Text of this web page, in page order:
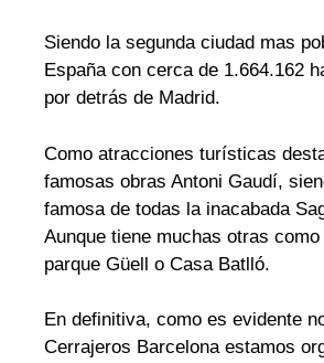
Siendo la segunda ciudad mas
España con cerca de 1.664.162
por detrás de Madrid.
Como atracciones turísticas
famosas obras Antoni Gaudí,
famosa de todas la inacabada
Aunque tiene muchas otras
parque Güell o Casa Batlló.
En definitiva, como es evidente
Cerrajeros Barcelona estamos